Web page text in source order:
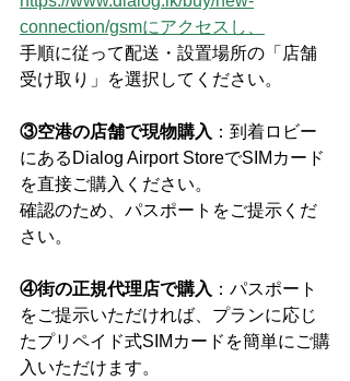
connection/gsmにアクセスし、
手順に従って配送・設置場所の「店舗
受け取り」を選択してください。
③空港の店舗で現物購入 ：到着ロビー
にあるDialog Airport StoreでSIMカード
を直接ご購入ください。
確認のため、パスポートをご提示くだ
さい。
④街の正規代理店で購入 ：パスポート
をご提示いただければ、プランに応じ
たプリペイド式SIMカードを簡単にご購
入いただけます。